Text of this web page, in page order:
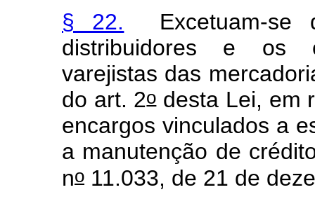
§ 22. Excetuam-se
distribuidores e os
varejistas das
do art. 2odesta Lei, em
encargos vinculados a
a manutenção de
no 11.033, de 21 de